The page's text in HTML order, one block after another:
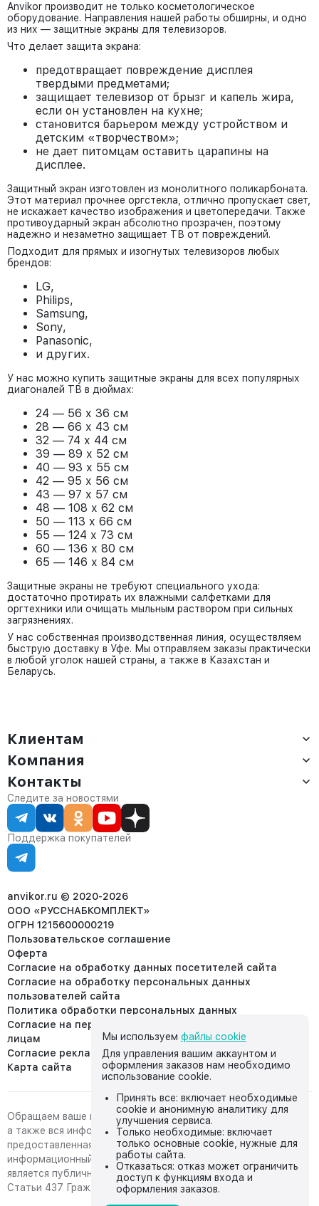
Anvikor производит не только косметологическое
оборудование. Направления нашей работы обширны, и одно
из них — защитные экраны для телевизоров.
Что делает защита экрана:
предотвращает повреждение дисплея
твердыми предметами;
защищает телевизор от брызг и капель жира,
если он установлен на кухне;
становится барьером между устройством и
детским «творчеством»;
не дает питомцам оставить царапины на
дисплее.
Защитный экран изготовлен из монолитного поликарбоната.
Этот материал прочнее оргстекла, отлично пропускает свет,
не искажает качество изображения и цветопередачи. Также
противоударный экран абсолютно прозрачен, поэтому
надежно и незаметно защищает ТВ от повреждений.
Подходит для прямых и изогнутых телевизоров любых
брендов:
LG,
Philips,
Samsung,
Sony,
Panasonic,
и других.
У нас можно купить защитные экраны для всех популярных
диагоналей ТВ в дюймах:
24 — 56 х 36 см
28 — 66 х 43 см
32 — 74 х 44 см
39 — 89 х 52 см
40 — 93 х 55 см
42 — 95 х 56 см
43 — 97 х 57 см
48 — 108 х 62 см
50 — 113 х 66 см
55 — 124 х 73 см
60 — 136 х 80 см
65 — 146 х 84 см
Защитные экраны не требуют специального ухода:
достаточно протирать их влажными салфетками для
оргтехники или очищать мыльным раствором при сильных
загрязнениях.
У нас собственная производственная линия, осуществляем
быструю доставку в Уфе. Мы отправляем заказы практически
в любой уголок нашей страны, а также в Казахстан и
Беларусь.
Клиентам
Доставка
Оплата
Сервис
Статус заказа
Статьи
Компания
О компании
Контакты
Партнёрам
Контакты
Отдел продаж:
8 (800) 234-22-62
corp@anvikor.ru
Ежедневно, с 7:00-19:00 (МСК)
Отдел рекламации:
8 (953) 455-25-61
Следите за новостями
Поддержка покупателей
anvikor.ru © 2020-2026
ООО «РУССНАБКОМПЛЕКТ»
ОГРН 1215600000219
Пользовательское соглашение
Оферта
Согласие на обработку данных посетителей сайта
Согласие на обработку персональных данных
пользователей сайта
Политика обработки персональных данных
Согласие на передачу персональных данных третьим
лицам
Согласие реклама
Карта сайта
Обращаем ваше внимание на то, что данный интернет-сайт,
а также вся информация о товарах и ценах,
предоставленная на нём, носит исключительно
информационный характер и ни при каких условиях не
является публичной офертой, определяемой положениями
Статьи 437 Гражданского кодекса Российской Федерации.
Мы используем файлы cookie
Для управления вашим аккаунтом и
оформления заказов нам необходимо
использование cookie.
Принять все: включает необходимые
cookie и анонимную аналитику для
улучшения сервиса.
Только необходимые: включает
только основные cookie, нужные для
работы сайта.
Отказаться: отказ может ограничить
доступ к функциям входа и
оформления заказов.